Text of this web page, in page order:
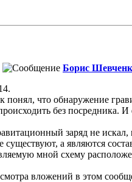
Борис
что обнаружение
без посредника.
заряд не
существуют, а являются
мной схему
вложений в этом